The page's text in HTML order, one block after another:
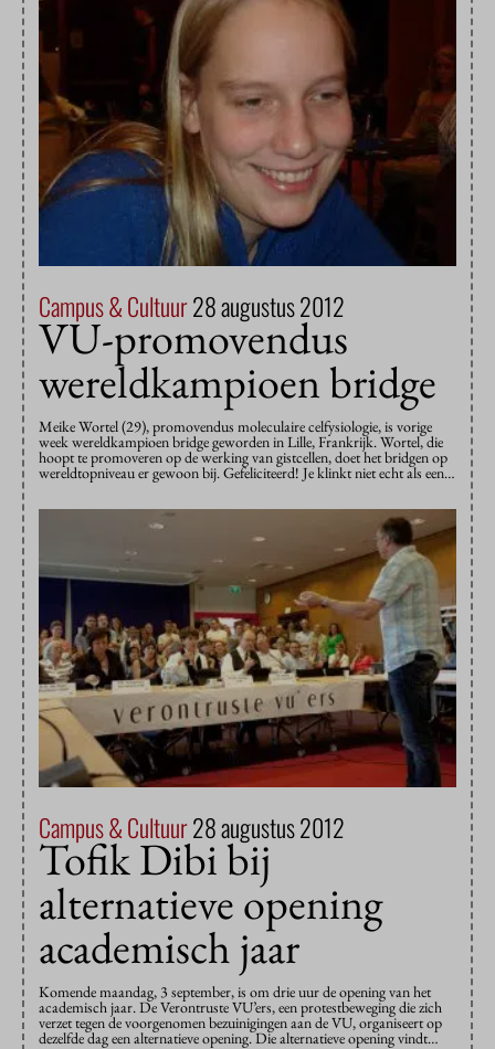
Campus & Cultuur28 augustus 2012
VU-promovendus
wereldkampioen bridge
Meike Wortel (29), promovendus moleculaire celfysiologie, is vorige
week wereldkampioen bridge geworden in Lille, Frankrijk. Wortel, die
hoopt te promoveren op de werking van gistcellen, doet het bridgen op
wereldtopniveau er gewoon bij. Gefeliciteerd! Je klinkt niet echt als een…
Campus & Cultuur28 augustus 2012
Tofik Dibi bij
alternatieve opening
academisch jaar
Komende maandag, 3 september, is om drie uur de opening van het
academisch jaar. De Verontruste VU’ers, een protestbeweging die zich
verzet tegen de voorgenomen bezuinigingen aan de VU, organiseert op
dezelfde dag een alternatieve opening. Die alternatieve opening vindt…